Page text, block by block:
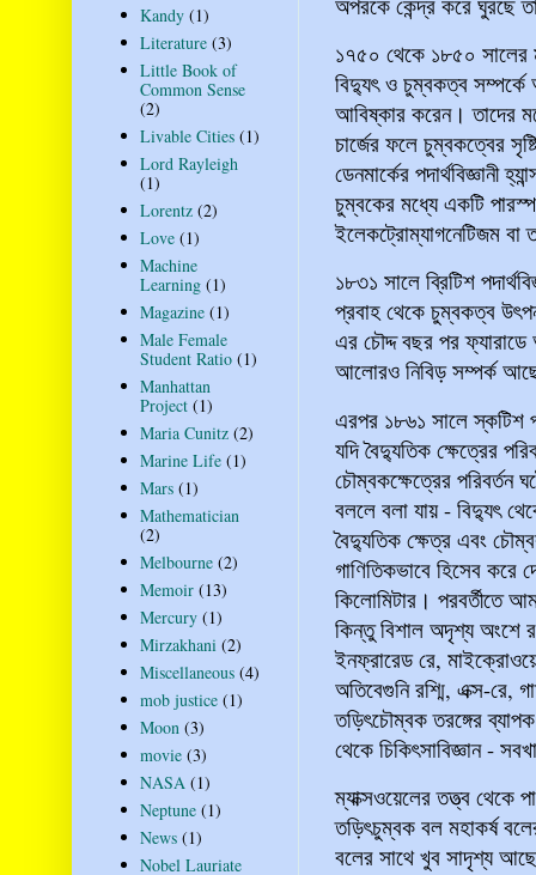
১৭৫০ থেকে ১৮৫০ সালের
বিদ্যুৎ ও চুম্বকত্ব সম্পর্কে
আবিষ্কার করেন। তাদের
চার্জের ফলে চুম্বকত্বের
ডেনমার্কের পদার্থবিজ্ঞানী
চুম্বকের মধ্যে একটি
ইলেকট্রোম্যাগনেটিজম
১৮৩১ সালে ব্রিটিশ
প্রবাহ থেকে চুম্বকত্ব
এর চৌদ্দ বছর পর
আলোরও নিবিড় সম্পর্ক
এরপর ১৮৬১ সালে স্কটিশ
যদি বৈদ্যুতিক ক্ষেত্রের
চৌম্বকক্ষেত্রের পরিবর্তন
বললে বলা যায় - বিদ্যুৎ
বৈদ্যুতিক ক্ষেত্র এবং
গাণিতিকভাবে হিসেব করে
কিলোমিটার। পরবর্তীতে
কিন্তু বিশাল অদৃশ্য অংশে
ইনফ্রারেড রে,
অতিবেগুনি রশ্মি, এক্স-রে,
তড়িৎচৌম্বক তরঙ্গের
থেকে চিকিৎসাবিজ্ঞান -
ম্যাক্সওয়েলের তত্ত্ব
তড়িৎচুম্বক বল মহাকর্ষ
বলের সাথে খুব সাদৃশ্য
Kandy (1)
Literature (3)
Little Book of
Common Sense
(2)
Livable Cities (1)
Lord Rayleigh
(1)
Lorentz (2)
Love (1)
Machine
Learning (1)
Magazine (1)
Male Female
Student Ratio (1)
Manhattan
Project (1)
Maria Cunitz (2)
Marine Life (1)
Mars (1)
Mathematician
(2)
Melbourne (2)
Memoir (13)
Mercury (1)
Mirzakhani (2)
Miscellaneous (4)
mob justice (1)
Moon (3)
movie (3)
NASA (1)
Neptune (1)
News (1)
Nobel Lauriate